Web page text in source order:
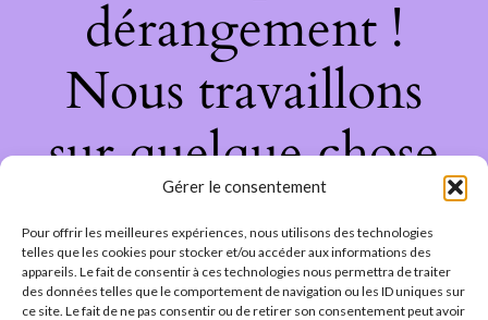
Gérer le consentement
Pour offrir les meilleures expériences, nous utilisons des technologies
telles que les cookies pour stocker et/ou accéder aux informations des
appareils. Le fait de consentir à ces technologies nous permettra de traiter
des données telles que le comportement de navigation ou les ID uniques sur
ce site. Le fait de ne pas consentir ou de retirer son consentement peut avoir
dérangement !
Nous travaillons
sur quelque chose
de fantastique –
revenez bientôt !